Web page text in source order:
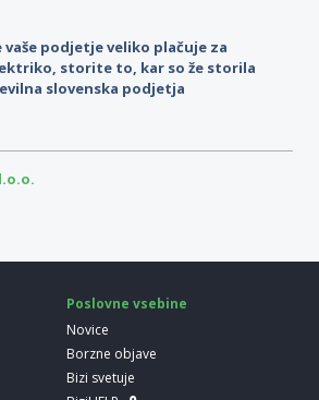
vaše podjetje veliko plačuje za
storite to, kar so že storila
slovenska podjetja
Poslovne vsebine
Novice
Borzne objave
Bizi svetuje